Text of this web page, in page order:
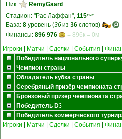
Ник:
RemyGaard
Стадион: "Рас Лаффан", 115тыс.
База: 8 уровень (36 из 36 слотов)
Финансы: 896 976 = 896к = 0м
Игроки Матчи Сделки События
Победитель национального
Чемпион страны
Обладатель кубка страны
Серебряный призёр чемпионата
Бронзовый призёр чемпионата
Победитель D3
Победитель коммерческого
Игроки
Матчи Сделки События